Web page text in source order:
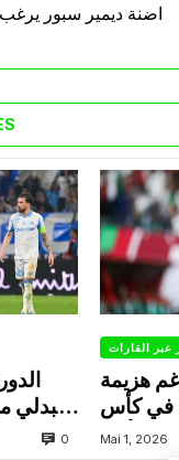
اضنة ديمير سبور
عبدلي
0
عبر القارات
هزيمة
في كأس
الأمير
Mai 1, 2026